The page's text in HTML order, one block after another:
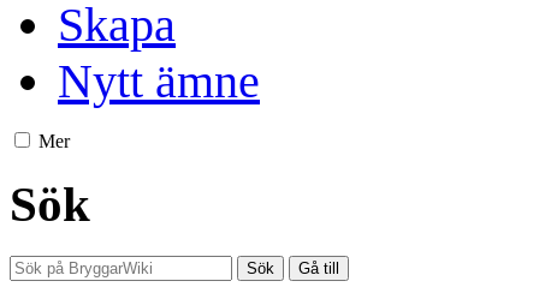
Skapa
Nytt ämne
Mer
Sök